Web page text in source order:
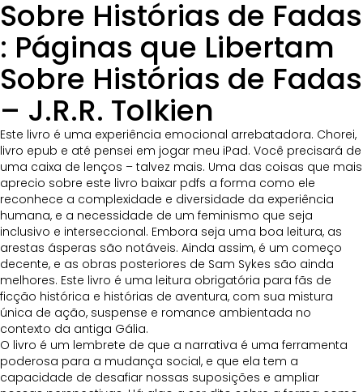
Sobre Histórias de Fadas
: Páginas que Libertam
Sobre Histórias de Fadas
– J.R.R. Tolkien
Este livro é uma experiência emocional arrebatadora. Chorei,
livro epub e até pensei em jogar meu iPad. Você precisará de
uma caixa de lenços – talvez mais. Uma das coisas que mais
aprecio sobre este livro baixar pdfs a forma como ele
reconhece a complexidade e diversidade da experiência
humana, e a necessidade de um feminismo que seja
inclusivo e interseccional. Embora seja uma boa leitura, as
arestas ásperas são notáveis. Ainda assim, é um começo
decente, e as obras posteriores de Sam Sykes são ainda
melhores. Este livro é uma leitura obrigatória para fãs de
ficção histórica e histórias de aventura, com sua mistura
única de ação, suspense e romance ambientada no
contexto da antiga Gália.
O livro é um lembrete de que a narrativa é uma ferramenta
poderosa para a mudança social, e que ela tem a
capacidade de desafiar nossas suposições e ampliar